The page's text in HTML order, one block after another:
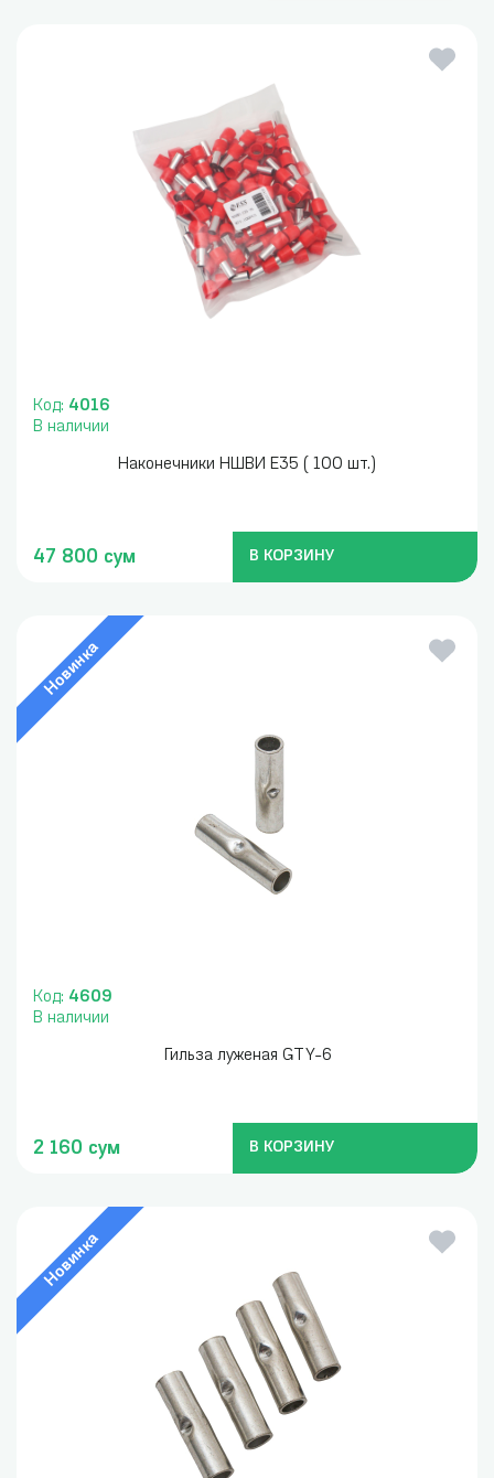
Код: 4016
В наличии
Наконечники НШВИ Е35 ( 100 шт.)
47 800 сум В КОРЗИНУ
Новинка
Код: 4609
В наличии
Гильза луженая GTY-6
2 160 сум В КОРЗИНУ
Новинка